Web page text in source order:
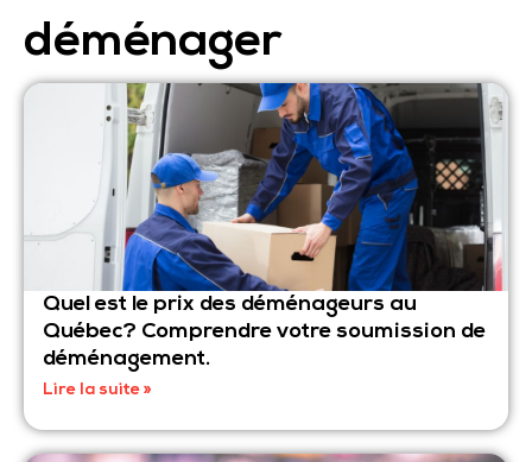
vous aider à
déménager
Quel est le prix des déménageurs au
Québec? Comprendre votre soumission de
déménagement.